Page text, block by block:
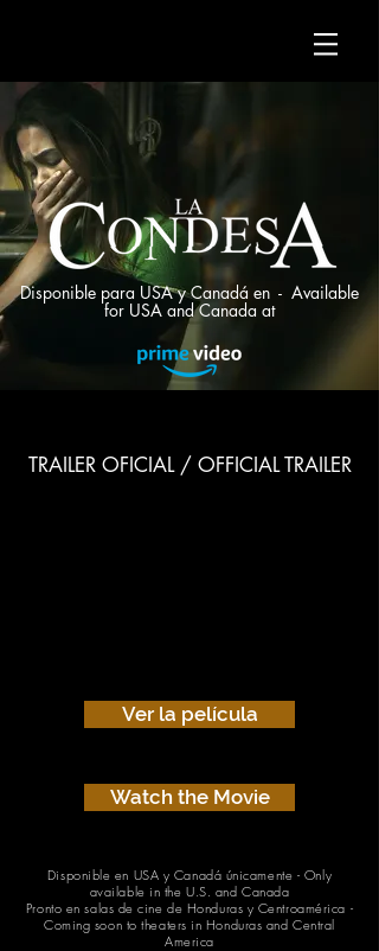
Disponible para USA y Canadá en - Available
for USA and Canada at
TRAILER OFICIAL / OFFICIAL TRAILER
Ver la película
Watch the Movie
Disponible en USA y Canadá únicamente - Only
available in the U.S. and Canada
Pronto en salas de cine de Honduras y Centroamérica -
Coming soon to theaters in Honduras and Central
America